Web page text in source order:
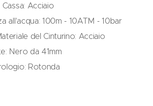
Acciaio
all'acqua: 100m - 10ATM - 10bar
del Cinturino: Acciaio
Nero da 41mm
Rotonda